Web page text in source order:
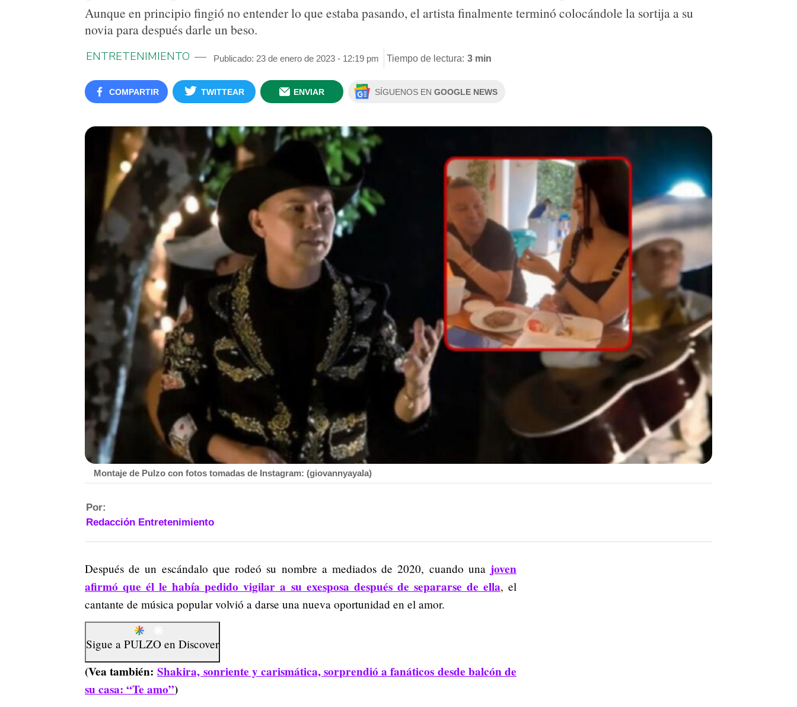
Aunque en principio fingió no entender lo que estaba pasando, el artista finalmente terminó colocándole la sortija a su
novia para después darle un beso.
ENTRETENIMIENTO Publicado: 23 de enero de 2023 - 12:19 pm Tiempo de lectura: 3 min
COMPARTIR TWITTEAR ENVIAR SÍGUENOS EN GOOGLE NEWS
Montaje de Pulzo con fotos tomadas de Instagram: (giovannyayala)
Por:
Redacción Entretenimiento
Después de un escándalo que rodeó su nombre a mediados de 2020, cuando una joven
afirmó que él le había pedido vigilar a su exesposa después de separarse de ella, el
cantante de música popular volvió a darse una nueva oportunidad en el amor.
Sigue a PULZO en Discover
(Vea también:Shakira, sonriente y carismática, sorprendió a fanáticos desde balcón de
su casa: “Te amo”)